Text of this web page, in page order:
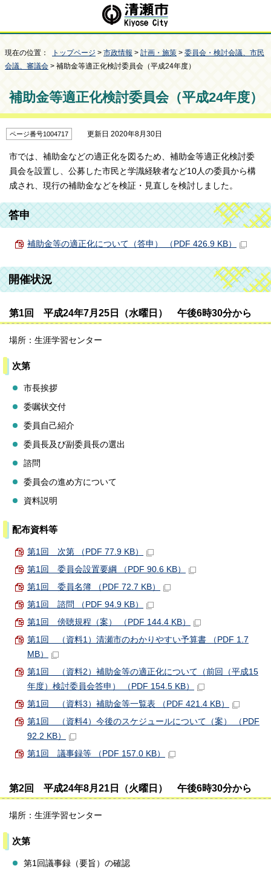
現在の位置： トップページ > 市政情報 > 計画・施策 > 委員会・検討会議、市民
会議、審議会 > 補助金等適正化検討委員会（平成24年度）
補助金等適正化検討委員会（平成24年度）
ページ番号1004717 更新日 2020年8月30日
市では、補助金などの適正化を図るため、補助金等適正化検討委
員会を設置し、公募した市民と学識経験者など10人の委員から構
成され、現行の補助金などを検証・見直しを検討しました。
答申
補助金等の適正化について（答申） （PDF 426.9 KB）
開催状況
第1回 平成24年7月25日（水曜日） 午後6時30分から
場所：生涯学習センター
次第
市長挨拶
委嘱状交付
委員自己紹介
委員長及び副委員長の選出
諮問
委員会の進め方について
資料説明
配布資料等
第1回 次第 （PDF 77.9 KB）
第1回 委員会設置要綱 （PDF 90.6 KB）
第1回 委員名簿 （PDF 72.7 KB）
第1回 諮問 （PDF 94.9 KB）
第1回 傍聴規程（案） （PDF 144.4 KB）
第1回 （資料1）清瀬市のわかりやすい予算書 （PDF 1.7
MB）
第1回 （資料2）補助金等の適正化について（前回（平成15
年度）検討委員会答申） （PDF 154.5 KB）
第1回 （資料3）補助金等一覧表 （PDF 421.4 KB）
第1回 （資料4）今後のスケジュールについて（案） （PDF
92.2 KB）
第1回 議事録等 （PDF 157.0 KB）
第2回 平成24年8月21日（火曜日） 午後6時30分から
場所：生涯学習センター
次第
第1回議事録（要旨）の確認